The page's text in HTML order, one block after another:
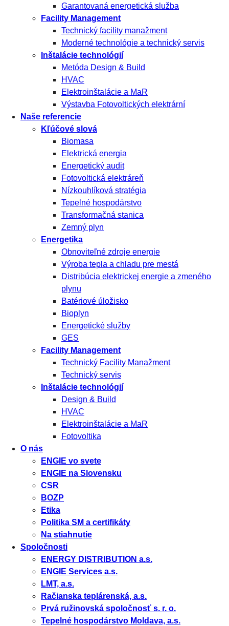
Garantovaná energetická služba
Facility Management
Technický facility manažment
Moderné technológie a technický servis
Inštalácie technológií
Metóda Design & Build
HVAC
Elektroinštalácie a MaR
Výstavba Fotovoltických elektrární
Naše referencie
Kľúčové slová
Biomasa
Elektrická energia
Energetický audit
Fotovoltická elektráreň
Nízkouhlíková stratégia
Tepelné hospodárstvo
Transformačná stanica
Zemný plyn
Energetika
Obnoviteľné zdroje energie
Výroba tepla a chladu pre mestá
Distribúcia elektrickej energie a zmeného
plynu
Batériové úložisko
Bioplyn
Energetické služby
GES
Facility Management
Technický Facility Manažment
Technický servis
Inštalácie technológií
Design & Build
HVAC
Elektroinštalácie a MaR
Fotovoltika
O nás
ENGIE vo svete
ENGIE na Slovensku
CSR
BOZP
Etika
Politika SM a certifikáty
Na stiahnutie
Spoločnosti
ENERGY DISTRIBUTION a.s.
ENGIE Services a.s.
LMT, a.s.
Račianska teplárenská, a.s.
Prvá ružinovská spoločnosť s. r. o.
Tepelné hospodárstvo Moldava, a.s.